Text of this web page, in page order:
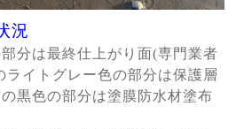
況
分は最終仕上がり面(専門業者
ライトグレー色の部分は保護層
黒色の部分は塗膜防水材塗布